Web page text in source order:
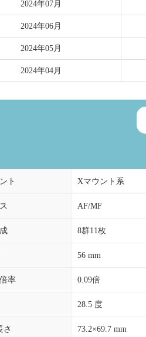
2024年07月
2024年06月
2024年05月
2024年04月
ト Xマウント系
AF/MF
8群11枚
56 mm
率 0.09倍
28.5 度
さ 73.2×69.7 mm